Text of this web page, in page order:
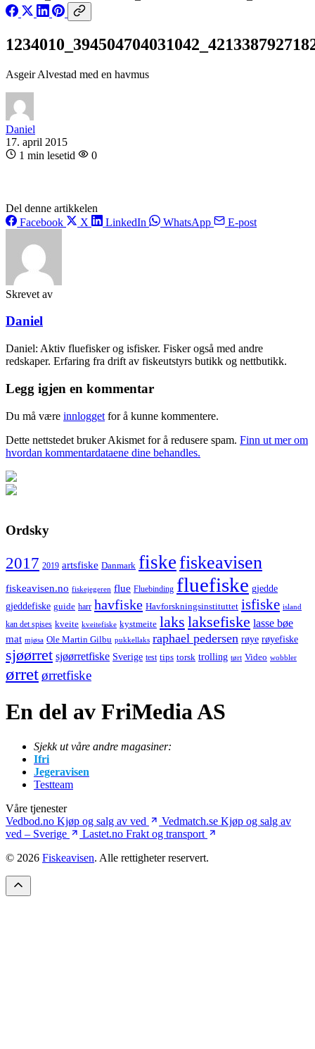
Asgeir Alvestad med en havmus
Daniel
17. april 2015
1 min lesetid
0
Del denne artikkelen
Facebook
X LinkedIn WhatsApp E-post
Skrevet av
Daniel
Daniel: Aktiv fluefisker og isfisker. Fisker også med andre
redskaper. Erfaring fra drift av fiskeutstyrs butikk og nettbutikk.
Legg igjen en kommentar
Du må være innlogget for å kunne kommentere.
Dette nettstedet bruker Akismet for å redusere spam. Finn ut mer om
hvordan kommentardataene dine behandles.
Ordsky
2017 2019 artsfiske Danmark fiskefiskeavisen
fiskeavisen.no fiskejegeren flue Fluebinding fluefiske gjedde
gjeddefiske guide harr havfiske Havforskningsinstituttet isfiske island
kan det spises kveite kveitefiske kystmeite laks laksefiske lasse bøe
mat mjøsa Ole Martin Gilbu pukkellaks raphael pedersen røye røyefiske
sjøørret sjøørretfiske Sverige test tips torsk trolling tørt Video wobbler
ørretørretfiske
En del av FriMedia AS
Sjekk ut våre andre magasiner:
Ifri
Jegeravisen
Testteam
Våre tjenester
Vedbod.no Kjøp og salg av ved Vedmatch.se Kjøp og salg av
ved – Sverige
Lastet.no Frakt og transport
© 2026 Fiskeavisen. Alle rettigheter reservert.